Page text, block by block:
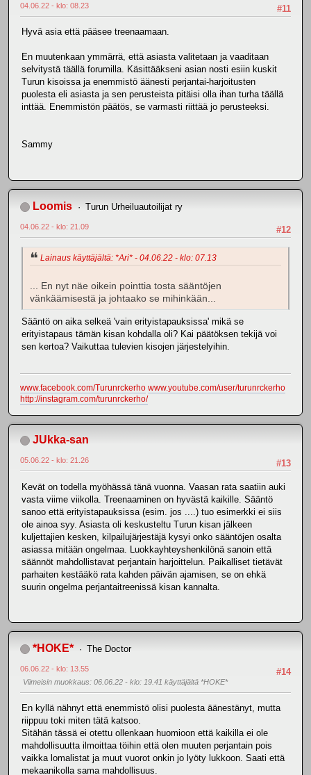
#11
04.06.22 - klo: 08.23
Hyvä asia että pääsee treenaamaan.
En muutenkaan ymmärrä, että asiasta valitetaan ja vaaditaan
selvitystä täällä forumilla. Käsittääkseni asian nosti esiin kuskit
Turun kisoissa ja enemmistö äänesti perjantai-harjoitusten
puolesta eli asiasta ja sen perusteista pitäisi olla ihan turha täällä
inttää. Enemmistön päätös, se varmasti riittää jo perusteeksi.
Sammy
Loomis Turun Urheiluautoilijat ry
#12
04.06.22 - klo: 21.09
Lainaus käyttäjältä: *Ari* - 04.06.22 - klo: 07.13
... En nyt näe oikein pointtia tosta sääntöjen
vänkäämisestä ja johtaako se mihinkään...
Sääntö on aika selkeä 'vain erityistapauksissa' mikä se
erityistapaus tämän kisan kohdalla oli? Kai päätöksen tekijä voi
sen kertoa? Vaikuttaa tulevien kisojen järjestelyihin.
www.facebook.com/Turunrckerho www.youtube.com/user/turunrckerho
http://instagram.com/turunrckerho/
JUkka-san
#13
05.06.22 - klo: 21.26
Kevät on todella myöhässä tänä vuonna. Vaasan rata saatiin auki
vasta viime viikolla. Treenaaminen on hyvästä kaikille. Sääntö
sanoo että erityistapauksissa (esim. jos ....) tuo esimerkki ei siis
ole ainoa syy. Asiasta oli keskusteltu Turun kisan jälkeen
kuljettajien kesken, kilpailujärjestäjä kysyi onko sääntöjen osalta
asiassa mitään ongelmaa. Luokkayhteyshenkilönä sanoin että
säännöt mahdollistavat perjantain harjoittelun. Paikalliset tietävät
parhaiten kestääkö rata kahden päivän ajamisen, se on ehkä
suurin ongelma perjantaitreenissä kisan kannalta.
*HOKE* The Doctor
#14
06.06.22 - klo: 13.55
Viimeisin muokkaus: 06.06.22 - klo: 19.41 käyttäjältä *HOKE*
En kyllä nähnyt että enemmistö olisi puolesta äänestänyt, mutta
riippuu toki miten tätä katsoo.
Sitähän tässä ei otettu ollenkaan huomioon että kaikilla ei ole
mahdollisuutta ilmoittaa töihin että olen muuten perjantain pois
vaikka lomalistat ja muut vuorot onkin jo lyöty lukkoon. Saati että
mekaanikolla sama mahdollisuus.